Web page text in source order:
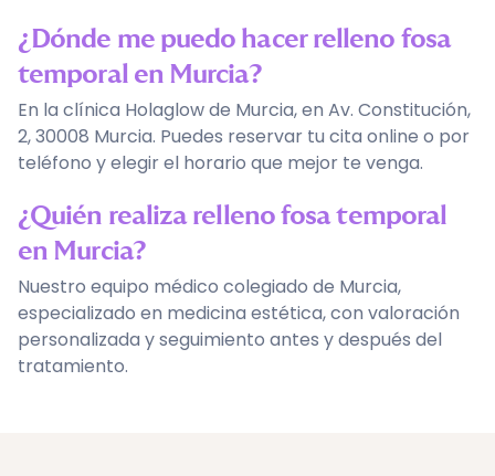
¿Dónde me puedo hacer relleno fosa
temporal en Murcia?
En la clínica Holaglow de Murcia, en Av. Constitución,
2, 30008 Murcia. Puedes reservar tu cita online o por
teléfono y elegir el horario que mejor te venga.
¿Quién realiza relleno fosa temporal
en Murcia?
Nuestro equipo médico colegiado de Murcia,
especializado en medicina estética, con valoración
personalizada y seguimiento antes y después del
tratamiento.